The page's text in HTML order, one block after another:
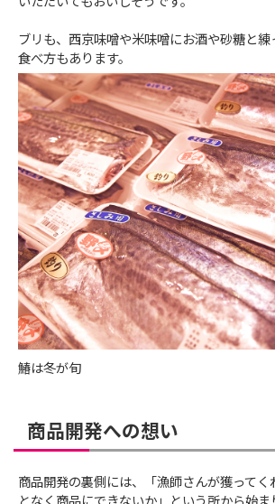
ブリも、西京味噌や米味噌にお酒や砂糖と練
食べ方もあります。
鰆は冬が旬
商品開発への想い
商品開発の裏側には、「漁師さんが獲ってく